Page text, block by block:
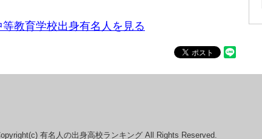
教育学校出身有名人を見る
有名人の出身高校ランキング All Rights Reserved.